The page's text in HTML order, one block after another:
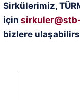
Sirkülerimiz,
için
bizlere